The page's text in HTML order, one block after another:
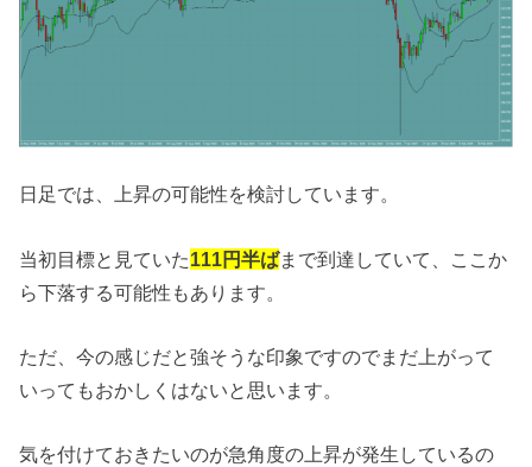
日足では、上昇の可能性を検討しています。
当初目標と見ていた111円半ばまで到達していて、ここか
ら下落する可能性もあります。
ただ、今の感じだと強そうな印象ですのでまだ上がって
いってもおかしくはないと思います。
気を付けておきたいのが急角度の上昇が発生しているの